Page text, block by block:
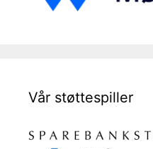
Vår støttespiller